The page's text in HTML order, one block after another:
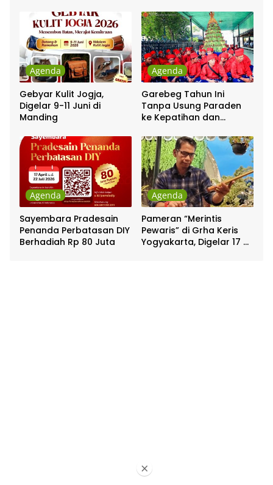
Agenda
Gebyar Kulit Jogja,
Digelar 9-11 Juni di
Manding
Agenda
Garebeg Tahun Ini
Tanpa Usung Paraden
ke Kepatihan dan
Agenda
Sayembara Pradesain
Penanda Perbatasan DIY
Berhadiah Rp 80 Juta
Agenda
Pameran “Merintis
Pewaris” di Grha Keris
Yogyakarta, Digelar 17 –
×